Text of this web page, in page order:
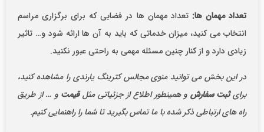
مهمان ها:تعداد مهمان ها در فضایی که برای برگزاری مراسم
می کنید، میزان خدماتی که باید به آن ها ارائه شود و… تاثیر
دارد و از کنار چنین مسئله مهمی به راحتی عبور نکنید.
این بخش می توانید منوی مجالس کترینگ یارندی را مشاهده کنید،
ثبت سفارشو همینطور اطلاع از جزئیاتی مثلقیمتو … از طریق
های ارتباطی ذکر شده با ما تماس بگیرید تا شما را راهنمایی کنیم.